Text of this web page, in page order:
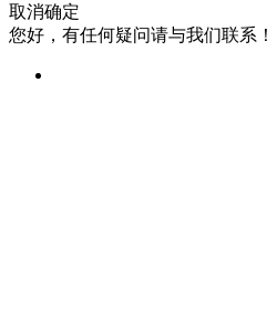
取消确定
您好，有任何疑问请与我们联系！